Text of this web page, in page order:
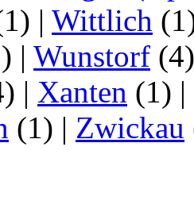
| Wittlich
| Wunstorf
| Xanten (1) |
(1) | Zwickau